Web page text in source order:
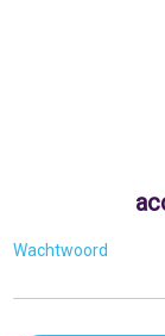
Wachtwoord